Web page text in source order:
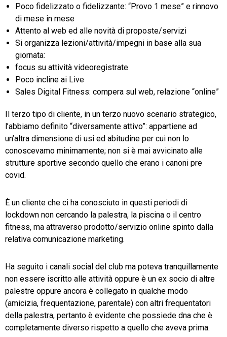
Poco fidelizzato o fidelizzante: “Provo 1 mese” e rinnovo
di mese in mese
Attento al web ed alle novità di proposte/servizi
Si organizza lezioni/attività/impegni in base alla sua
giornata:
focus su attività videoregistrate
Poco incline ai Live
Sales Digital Fitness: compera sul web, relazione “online”
Il terzo tipo di cliente, in un terzo nuovo scenario strategico,
l’abbiamo definito “diversamente attivo”: appartiene ad
un’altra dimensione di usi ed abitudine per cui non lo
conoscevamo minimamente; non si è mai avvicinato alle
strutture sportive secondo quello che erano i canoni pre
covid.
È un cliente che ci ha conosciuto in questi periodi di
lockdown non cercando la palestra, la piscina o il centro
fitness, ma attraverso prodotto/servizio online spinto dalla
relativa comunicazione marketing.
Ha seguito i canali social del club ma poteva tranquillamente
non essere iscritto alle attività oppure è un ex socio di altre
palestre oppure ancora è collegato in qualche modo
(amicizia, frequentazione, parentale) con altri frequentatori
della palestra, pertanto è evidente che possiede dna che è
completamente diverso rispetto a quello che aveva prima.